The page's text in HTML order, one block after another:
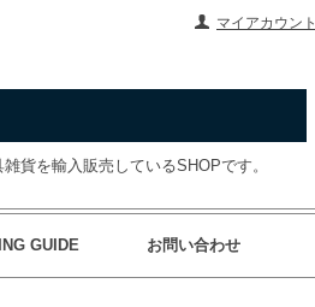
マイアカウント
貨を輸入販売しているSHOPです。
GUIDE お問い合わせ